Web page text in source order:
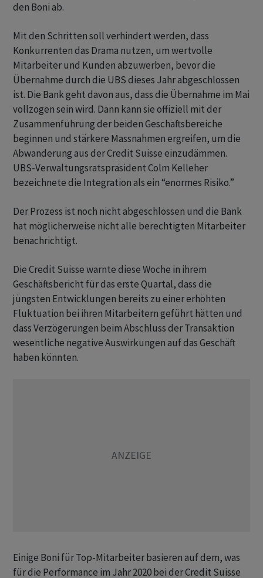
den Boni ab.
Mit den Schritten soll verhindert werden, dass
Konkurrenten das Drama nutzen, um wertvolle
Mitarbeiter und Kunden abzuwerben, bevor die
Übernahme durch die UBS dieses Jahr abgeschlossen
ist. Die Bank geht davon aus, dass die Übernahme im Mai
vollzogen sein wird. Dann kann sie offiziell mit der
Zusammenführung der beiden Geschäftsbereiche
beginnen und stärkere Massnahmen ergreifen, um die
Abwanderung aus der Credit Suisse einzudämmen.
UBS-Verwaltungsratspräsident Colm Kelleher
bezeichnete die Integration als ein “enormes Risiko.”
Der Prozess ist noch nicht abgeschlossen und die Bank
hat möglicherweise nicht alle berechtigten Mitarbeiter
benachrichtigt.
Die Credit Suisse warnte diese Woche in ihrem
Geschäftsbericht für das erste Quartal, dass die
jüngsten Entwicklungen bereits zu einer erhöhten
Fluktuation bei ihren Mitarbeitern geführt hätten und
dass Verzögerungen beim Abschluss der Transaktion
wesentliche negative Auswirkungen auf das Geschäft
haben könnten.
Einige Boni für Top-Mitarbeiter basieren auf dem, was
für die Performance im Jahr 2020 bei der Credit Suisse